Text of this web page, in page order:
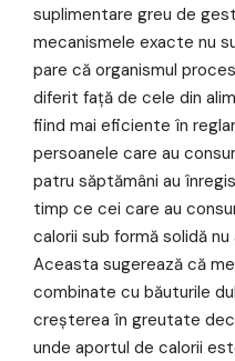
suplimentare greu de
mecanismele exacte nu
pare că organismul
diferit față de cele din
fiind mai eficiente în
persoanele care au
patru săptămâni au
timp ce cei care au
calorii sub formă solidă
Aceasta sugerează că
combinate cu băuturile
creșterea în greutate
unde aportul de calorii